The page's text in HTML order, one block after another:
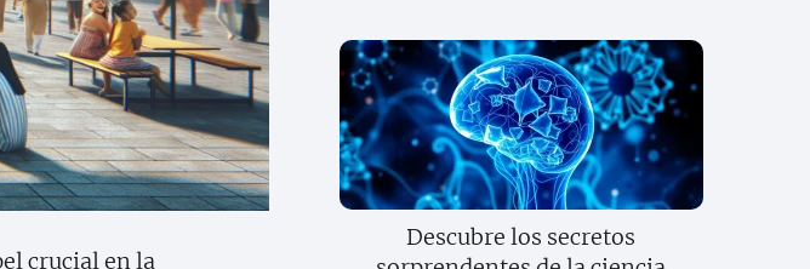
crucial en la
Descubre los secretos